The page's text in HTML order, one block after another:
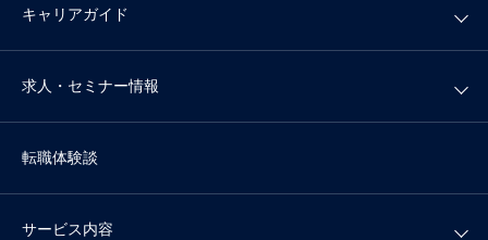
キャリアガイド
求人・セミナー情報
転職体験談
サービス内容